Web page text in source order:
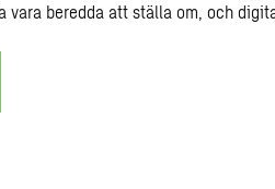
vara beredda att ställa om, och